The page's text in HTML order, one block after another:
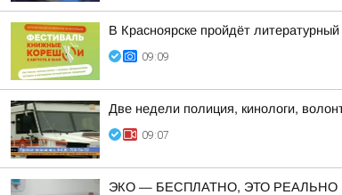
В Красноярске пройдёт
09:09
Две недели полиция, кинологи,
09:07
ЭКО — БЕСПЛАТНО, ЭТО РЕАЛЬНО